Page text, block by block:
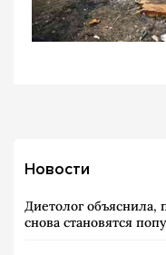
Новости
Диетолог объяснила,
снова становятся